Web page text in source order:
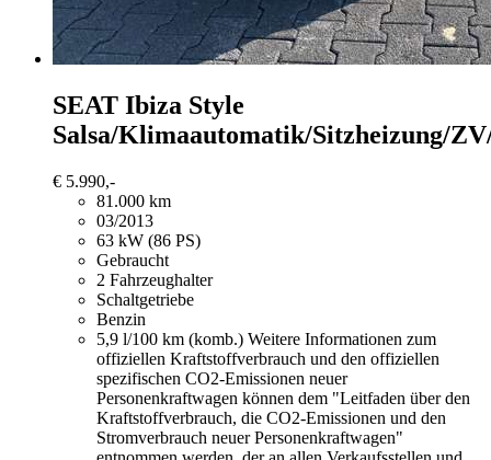
SEAT Ibiza Style
Salsa/Klimaautomatik/Sitzheizung/
€ 5.990,-
81.000 km
03/2013
63 kW (86 PS)
Gebraucht
2 Fahrzeughalter
Schaltgetriebe
Benzin
5,9 l/100 km (komb.) Weitere Informationen zum
offiziellen Kraftstoffverbrauch und den offiziellen
spezifischen CO2-Emissionen neuer
Personenkraftwagen können dem "Leitfaden über den
Kraftstoffverbrauch, die CO2-Emissionen und den
Stromverbrauch neuer Personenkraftwagen"